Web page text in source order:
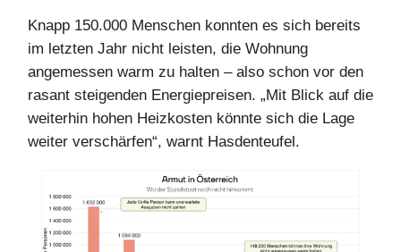
Knapp 150.000 Menschen konnten es sich bereits
im letzten Jahr nicht leisten, die Wohnung
angemessen warm zu halten – also schon vor den
rasant steigenden Energiepreisen. „Mit Blick auf die
weiterhin hohen Heizkosten könnte sich die Lage
weiter verschärfen“, warnt Hasdenteufel.